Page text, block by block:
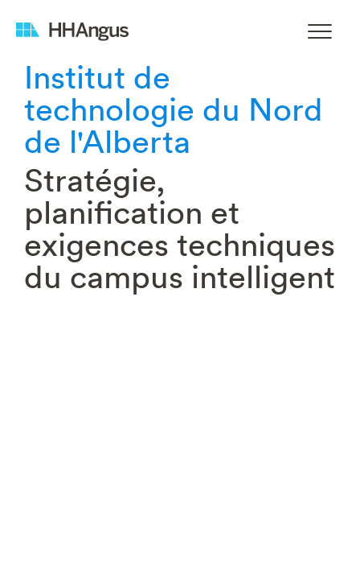
Institut de
technologie du Nord
de l'Alberta
Stratégie,
planification et
exigences techniques
du campus intelligent